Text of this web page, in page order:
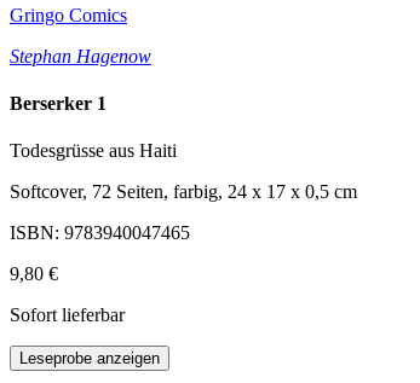
Gringo Comics
Stephan Hagenow
Berserker 1
Todesgrüsse aus Haiti
Softcover, 72 Seiten, farbig, 24 x 17 x 0,5 cm
ISBN: 9783940047465
9,80 €
Sofort lieferbar
Leseprobe anzeigen